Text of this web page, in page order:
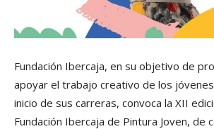
Fundación Ibercaja, en su objetivo de
apoyar el trabajo creativo de los
inicio de sus carreras, convoca la XII
Fundación Ibercaja de Pintura Joven, de